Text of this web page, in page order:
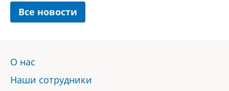
Все новости
О нас
Наши сотрудники